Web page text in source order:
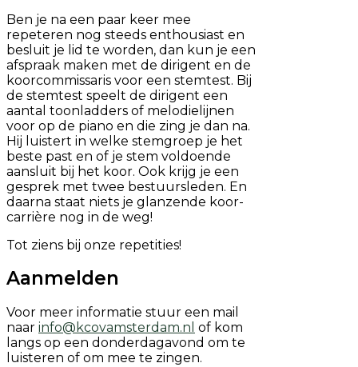
Ben je na een paar keer mee
repeteren nog steeds enthousiast en
besluit je lid te worden, dan kun je een
afspraak maken met de dirigent en de
koorcommissaris voor een stemtest. Bij
de stemtest speelt de dirigent een
aantal toonladders of melodielijnen
voor op de piano en die zing je dan na.
Hij luistert in welke stemgroep je het
beste past en of je stem voldoende
aansluit bij het koor. Ook krijg je een
gesprek met twee bestuursleden. En
daarna staat niets je glanzende koor-
carrière nog in de weg!
Tot ziens bij onze repetities!
Aanmelden
Voor meer informatie stuur een mail
naar info@kcovamsterdam.nl of kom
langs op een donderdagavond om te
luisteren of om mee te zingen.